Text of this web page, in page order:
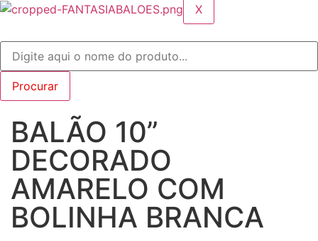
X
BALÃO 10”
DECORADO
AMARELO COM
BOLINHA BRANCA